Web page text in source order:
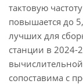
тактовую
повышается до
лучших для
станции в 2024-
сопоставима с